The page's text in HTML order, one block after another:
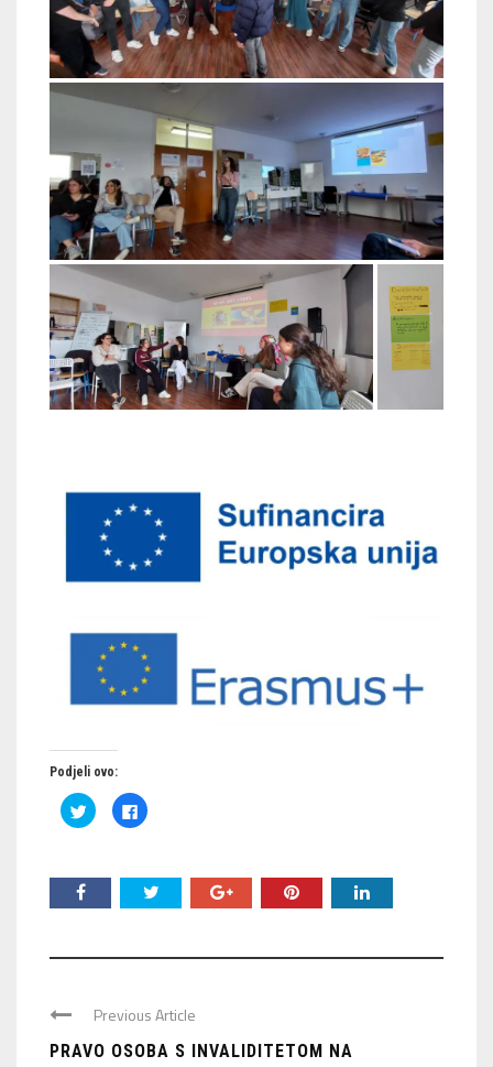
Podjeli ovo:
Podijeli
na
Twitteru
Klikom
podijelite
novom
prozoru)
Previous Article
PRAVO OSOBA S INVALIDITETOM NA